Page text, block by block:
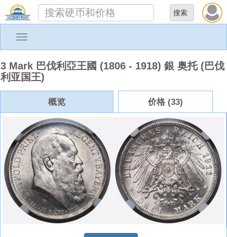
Toggle
3 Mark 巴伐利亞王國 (1806 - 1918) 銀 奥托 (巴伐
利亚国王)
概览 价格 (33)